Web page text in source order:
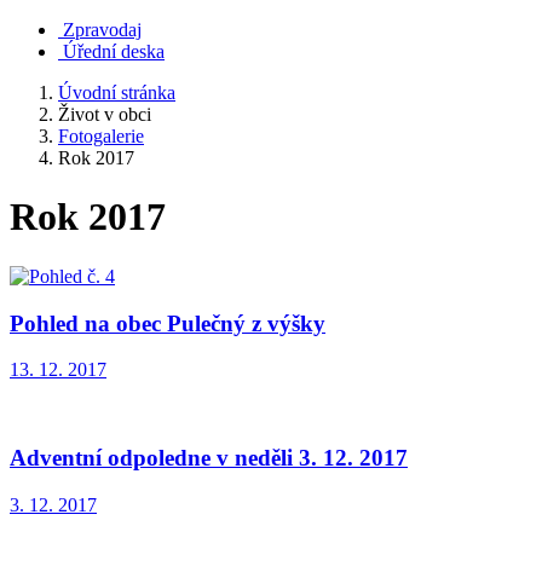
Zpravodaj
Úřední deska
Úvodní stránka
Život v obci
Fotogalerie
Rok 2017
Rok 2017
Pohled na obec Pulečný z výšky
13. 12. 2017
Adventní odpoledne v neděli 3. 12. 2017
3. 12. 2017